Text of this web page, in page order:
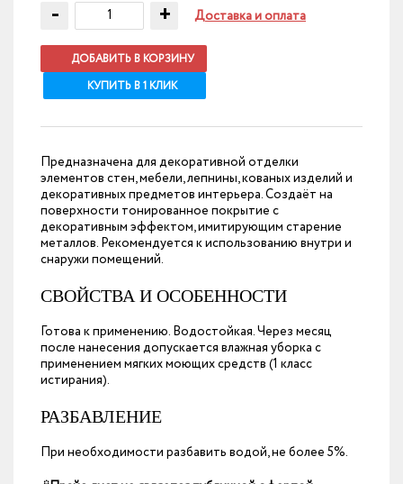
- + Доставка и оплата
ДОБАВИТЬ В КОРЗИНУ
КУПИТЬ В 1 КЛИК
Предназначена для декоративной отделки
элементов стен, мебели, лепнины, кованых изделий и
декоративных предметов интерьера. Создаёт на
поверхности тонированное покрытие с
декоративным эффектом, имитирующим старение
металлов. Рекомендуется к использованию внутри и
снаружи помещений.
СВОЙСТВА И ОСОБЕННОСТИ
Готова к применению. Водостойкая. Через месяц
после нанесения допускается влажная уборка с
применением мягких моющих средств (1 класс
истирания).
РАЗБАВЛЕНИЕ
При необходимости разбавить водой, не более 5%.